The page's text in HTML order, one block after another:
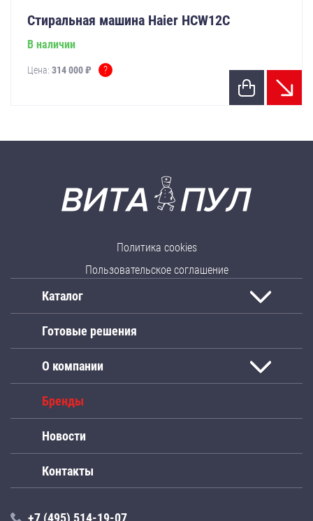
Стиральная машина Haier HCW12C
В наличии
Цена: 314 000 ₽ ?
Политика cookies
Пользовательское соглашение
Каталог
Готовые решения
О компании
Бренды
Новости
Контакты
+7 (495) 514-19-07